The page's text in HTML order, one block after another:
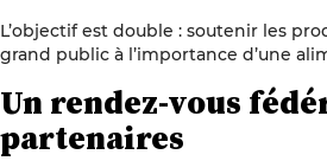
L’objectif est double : soutenir les
grand public à l’importance d’une
Un rendez-vous
partenaires